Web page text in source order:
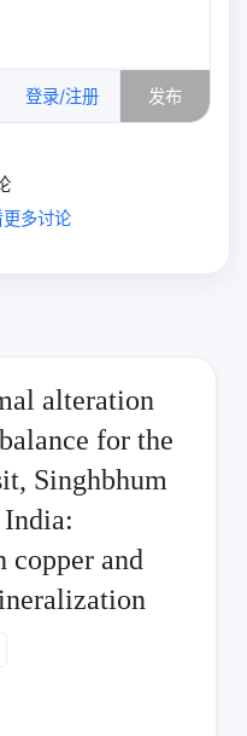
登录/注册 发布
多讨论
alteration
for the
Singhbhum
India:
and